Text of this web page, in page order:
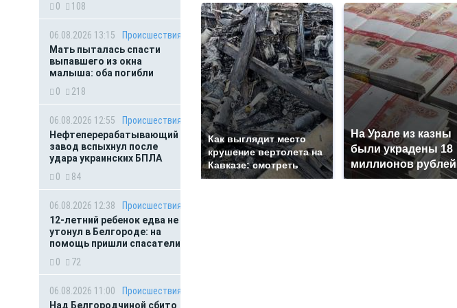
0 108
06.08.2026 13:15
Происшествия
Мать пыталась спасти
выпавшего из окна
малыша: оба погибли
0
218
06.08.2026 12:55
Происшествия
Нефтеперерабатывающий
завод вспыхнул после
удара украинских БПЛА
0
84
06.08.2026 12:38
Происшествия
12-летний ребенок едва не
утонул в Белгороде: на
помощь пришли спасатели
0
72
06.08.2026 11:00
Происшествия
Над Белгородчиной сбито
Как выглядит место
крушение вертолета на
Кавказе: смотреть
На Урале из казны
были украдены 18
миллионов рублей